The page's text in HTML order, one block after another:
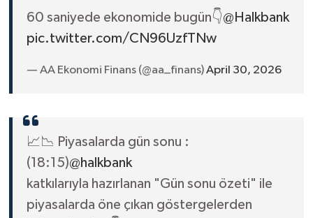
60 saniyede ekonomide bugün👇@Halkbank
pic.twitter.com/CN96UzfTNw
— AA Ekonomi Finans (@aa_finans)April 30, 2026
📈📉 Piyasalarda gün sonu :
(18:15)@halkbank
katkılarıyla hazırlanan "Gün sonu özeti" ile
piyasalarda öne çıkan göstergelerden